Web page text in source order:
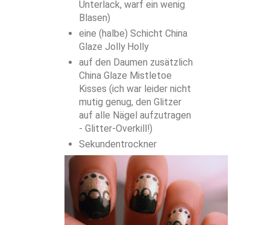
Unterlack, warf ein wenig
Blasen)
eine (halbe) Schicht China
Glaze Jolly Holly
auf den Daumen zusätzlich
China Glaze Mistletoe
Kisses (ich war leider nicht
mutig genug, den Glitzer
auf alle Nägel aufzutragen
- Glitter-Overkill!)
Sekundentrockner